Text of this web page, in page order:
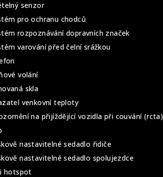
senzor
pro ochranu chodců
rozpoznávání dopravních značek
varování před čelní srážkou
volání
skla
venkovní teploty
na přijíždějící vozidla při couvání (rcta)
nastavitelné sedadlo řidiče
nastavitelné sedadlo spolujezdce
hotspot